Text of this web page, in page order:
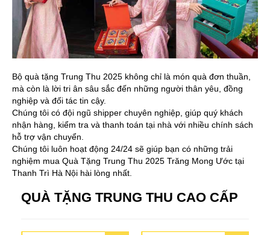
Bộ quà tặng Trung Thu 2025 không chỉ là món quà đơn thuần,
mà còn là lời tri ân sâu sắc đến những người thân yêu, đồng
nghiệp và đối tác tin cậy.
Chúng tôi có đội ngũ shipper chuyên nghiệp, giúp quý khách
nhận hàng, kiểm tra và thanh toán tại nhà với nhiều chính sách
hỗ trợ vận chuyển.
Chúng tôi luôn hoạt động 24/24 sẽ giúp bạn có những trải
nghiệm mua Quà Tặng Trung Thu 2025 Trăng Mong Ước tại
Thanh Trì Hà Nội hài lòng nhất.
QUÀ TẶNG TRUNG THU CAO CẤP